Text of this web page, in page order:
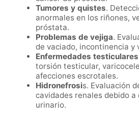
Tumores y quistes.
anormales en los riñones,
próstata.
Problemas de vejiga.
de vaciado, incontinencia y
Enfermedades testiculares
torsión testicular,
afecciones escrotales.
Hidronefrosis. Evaluación
cavidades renales debido
urinario.